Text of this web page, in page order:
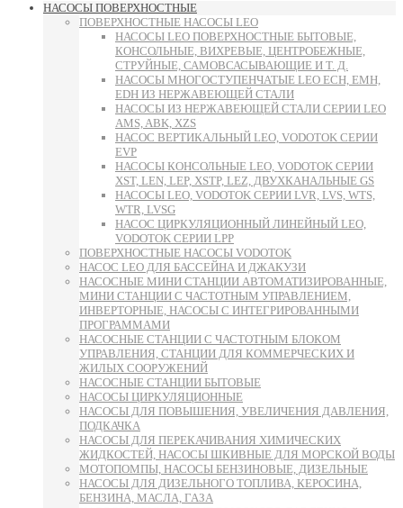
НАСОСЫ ПОВЕРХНОСТНЫЕ
ПОВЕРХНОСТНЫЕ НАСОСЫ LEO
НАСОСЫ LEO ПОВЕРХНОСТНЫЕ БЫТОВЫЕ,
КОНСОЛЬНЫЕ, ВИХРЕВЫЕ, ЦЕНТРОБЕЖНЫЕ,
СТРУЙНЫЕ, САМОВСАСЫВАЮЩИЕ И Т. Д.
НАСОСЫ МНОГОСТУПЕНЧАТЫЕ LEO ECH, EMH,
EDH ИЗ НЕРЖАВЕЮЩЕЙ СТАЛИ
НАСОСЫ ИЗ НЕРЖАВЕЮЩЕЙ СТАЛИ СЕРИИ LEO
AMS, ABK, XZS
НАСОС ВЕРТИКАЛЬНЫЙ LEO, VODOTOK СЕРИИ
EVP
НАСОСЫ КОНСОЛЬНЫЕ LEO, VODOTOK СЕРИИ
XST, LEN, LEP, XSTP, LEZ, ДВУХКАНАЛЬНЫЕ GS
НАСОСЫ LEO, VODOTOK СЕРИИ LVR, LVS, WTS,
WTR, LVSG
НАСОС ЦИРКУЛЯЦИОННЫЙ ЛИНЕЙНЫЙ LEO,
VODOTOK СЕРИИ LPP
ПОВЕРХНОСТНЫЕ НАСОСЫ VODOTOK
НАСОС LEO ДЛЯ БАССЕЙНА И ДЖАКУЗИ
НАСОСНЫЕ МИНИ СТАНЦИИ АВТОМАТИЗИРОВАННЫЕ,
МИНИ СТАНЦИИ С ЧАСТОТНЫМ УПРАВЛЕНИЕМ,
ИНВЕРТОРНЫЕ, НАСОСЫ С ИНТЕГРИРОВАННЫМИ
ПРОГРАММАМИ
НАСОСНЫЕ СТАНЦИИ С ЧАСТОТНЫМ БЛОКОМ
УПРАВЛЕНИЯ, СТАНЦИИ ДЛЯ КОММЕРЧЕСКИХ И
ЖИЛЫХ СООРУЖЕНИЙ
НАСОСНЫЕ СТАНЦИИ БЫТОВЫЕ
НАСОСЫ ЦИРКУЛЯЦИОННЫЕ
НАСОСЫ ДЛЯ ПОВЫШЕНИЯ, УВЕЛИЧЕНИЯ ДАВЛЕНИЯ,
ПОДКАЧКА
НАСОСЫ ДЛЯ ПЕРЕКАЧИВАНИЯ ХИМИЧЕСКИХ
ЖИДКОСТЕЙ, НАСОСЫ ШКИВНЫЕ ДЛЯ МОРСКОЙ ВОДЫ
МОТОПОМПЫ, НАСОСЫ БЕНЗИНОВЫЕ, ДИЗЕЛЬНЫЕ
НАСОСЫ ДЛЯ ДИЗЕЛЬНОГО ТОПЛИВА, КЕРОСИНА,
БЕНЗИНА, МАСЛА, ГАЗА